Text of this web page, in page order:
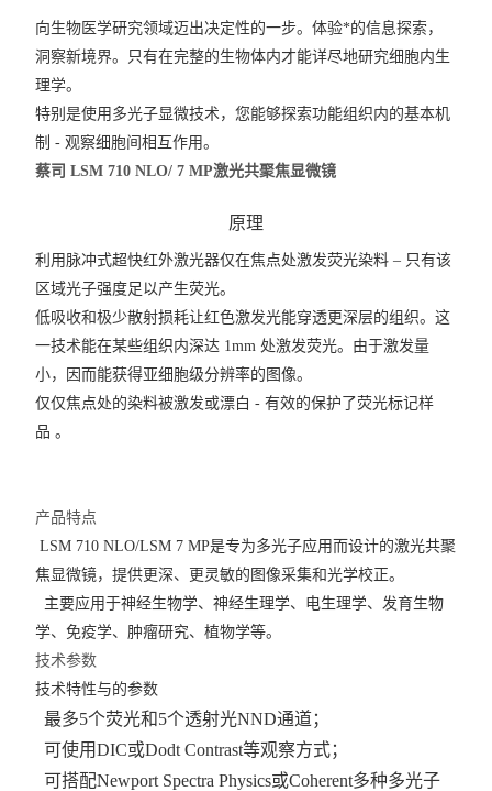
向生物医学研究领域迈出决定性的一步。体验*的信息探索，
洞察新境界。只有在完整的生物体内才能详尽地研究细胞内生
理学。
特别是使用多光子显微技术，您能够探索功能组织内的基本机
制 - 观察细胞间相互作用。
蔡司 LSM 710 NLO/ 7 MP激光共聚焦显微镜
原理
利用脉冲式超快红外激光器仅在焦点处激发荧光染料 – 只有该
区域光子强度足以产生荧光。
低吸收和极少散射损耗让红色激发光能穿透更深层的组织。这
一技术能在某些组织内深达 1mm 处激发荧光。由于激发量
小，因而能获得亚细胞级分辨率的图像。
仅仅焦点处的染料被激发或漂白 - 有效的保护了荧光标记样
品。
产品特点
LSM 710 NLO/LSM 7 MP是专为多光子应用而设计的激光共聚
焦显微镜，提供更深、更灵敏的图像采集和光学校正。
主要应用于神经生物学、神经生理学、电生理学、发育生物
学、免疫学、肿瘤研究、植物学等。
技术参数
技术特性与的参数
最多5个荧光和5个透射光NND通道；
可使用DIC或Dodt Contrast等观察方式；
可搭配Newport Spectra Physics或Coherent多种多光子